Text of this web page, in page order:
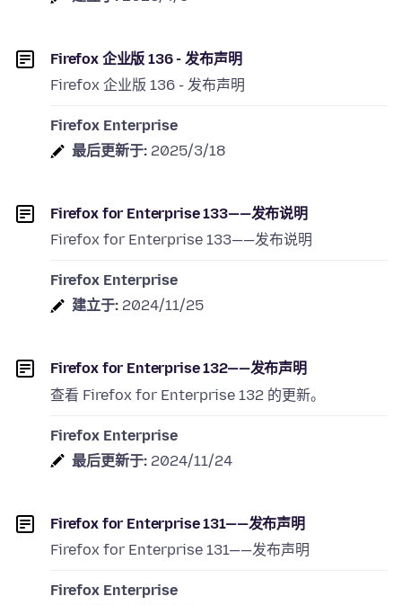
Firefox 企业版 136 - 发布声明
Firefox 企业版 136 - 发布声明
Firefox Enterprise
最后更新于: 2025/3/18
Firefox for Enterprise 133——发布说明
Firefox for Enterprise 133——发布说明
Firefox Enterprise
建立于: 2024/11/25
Firefox for Enterprise 132——发布声明
查看 Firefox for Enterprise 132 的更新。
Firefox Enterprise
最后更新于: 2024/11/24
Firefox for Enterprise 131——发布声明
Firefox for Enterprise 131——发布声明
Firefox Enterprise